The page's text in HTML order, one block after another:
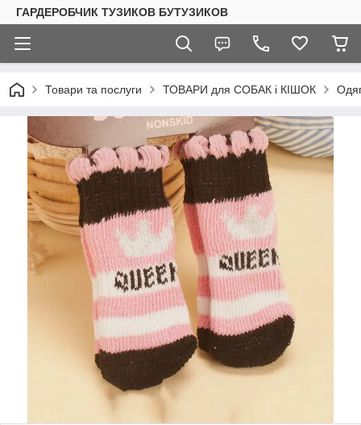
ГАРДЕРОБЧИК ТУЗИКОВ БУТУЗИКОВ
Товари та послуги ТОВАРИ для СОБАК і КІШОК